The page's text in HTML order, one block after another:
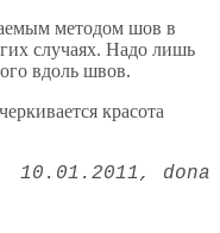
методом шов в
случаях. Надо лишь
вдоль швов.
красота
10.01.2011 dona